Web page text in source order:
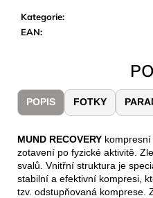
Kategorie:
EAN:
POPIS FOTKY
MUND RECOVERY
zotavení po fyzické aktivitě.
svalů. Vnitřní struktura je
stabilní a efektivní kompresi,
tzv. odstupňovaná komprese.
u
CARNOSPORT
100
ML
899
Kč